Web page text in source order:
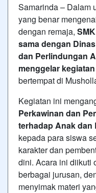
Samarinda – Dalam
yang benar
dengan remaja,
sama dengan
dan Perlindungan
menggelar
bertempat di
Kegiatan ini
Perkawinan dan
terhadap Anak dan
kepada para siswa
karakter dan
dini. Acara ini diikuti
berbagai jurusan,
menyimak materi